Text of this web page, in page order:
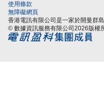
使用條款
無障礙網頁
香港電訊有限公司是一家於開曼群
© 數據資訊服務有限公司2026版權